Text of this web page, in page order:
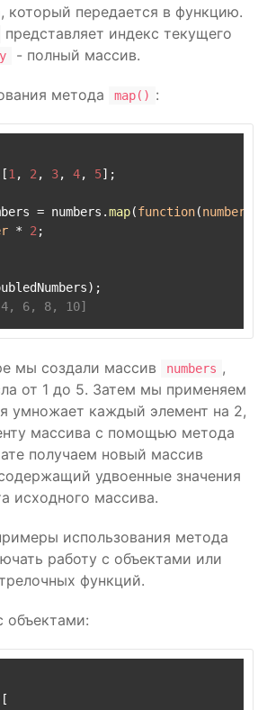
который передается в функцию.
представляет индекс текущего
- полный массив.
метода map() :
[1 , 2 , 3, 4, 5];
= numbers.map(function(number
* 2 ;
6, 8, 10]
мы создали массив numbers ,
от 1 до 5. Затем мы применяем
умножает каждый элемент на 2,
массива с помощью метода
получаем новый массив
удвоенные значения
исходного массива.
использования метода
работу с объектами или
функций.
объектами: